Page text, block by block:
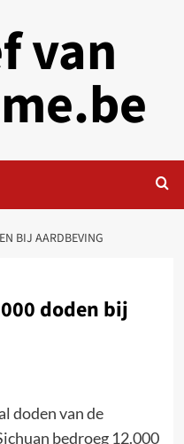
van
BIJ AARDBEVING
doden bij
doden van de
bedroeg 12.000